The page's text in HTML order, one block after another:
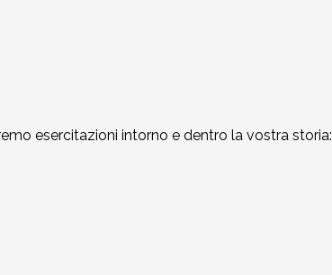
esercitazioni intorno e dentro la vostra storia: